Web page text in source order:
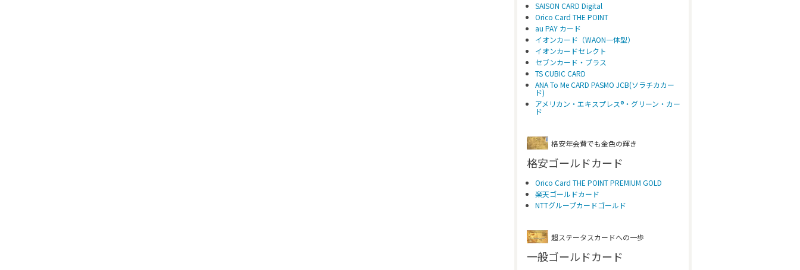
SAISON CARD Digital
Orico Card THE POINT
au PAY カード
イオンカード（WAON一体型）
イオンカードセレクト
セブンカード・プラス
TS CUBIC CARD
ANA To Me CARD PASMO JCB(ソラチカカー
ド)
アメリカン・エキスプレス®・グリーン・カー
ド
格安年会費でも金色の輝き
格安ゴールドカード
Orico Card THE POINT PREMIUM GOLD
楽天ゴールドカード
NTTグループカードゴールド
超ステータスカードへの一歩
一般ゴールドカード